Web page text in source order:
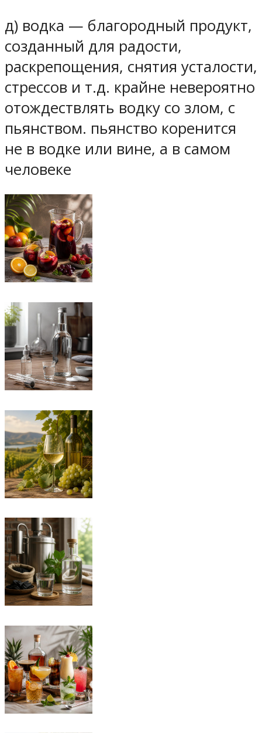
д) водка — благородный продукт,
созданный для радости,
раскрепощения, снятия усталости,
стрессов и т.д. крайне невероятно
отождествлять водку со злом, с
пьянством. пьянство коренится
не в водке или вине, а в самом
человеке